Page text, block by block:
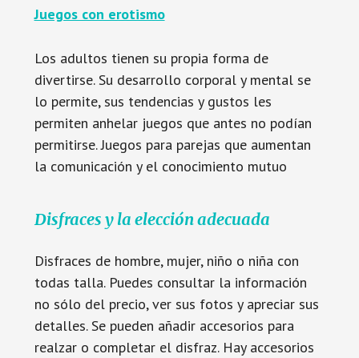
Juegos con erotismo
Los adultos tienen su propia forma de
divertirse. Su desarrollo corporal y mental se
lo permite, sus tendencias y gustos les
permiten anhelar juegos que antes no podían
permitirse. Juegos para parejas que aumentan
la comunicación y el conocimiento mutuo
Disfraces y la elección adecuada
Disfraces de hombre, mujer, niño o niña con
todas talla. Puedes consultar la información
no sólo del precio, ver sus fotos y apreciar sus
detalles. Se pueden añadir accesorios para
realzar o completar el disfraz. Hay accesorios